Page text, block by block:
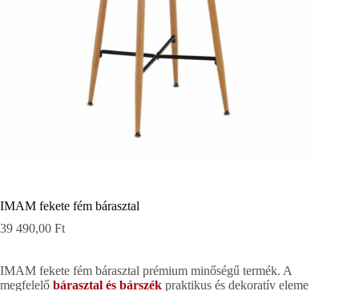
IMAM fekete fém bárasztal
39 490,00 Ft
IMAM fekete fém bárasztal prémium minőségű termék. A
megfelelő bárasztal és bárszék praktikus és dekoratív eleme